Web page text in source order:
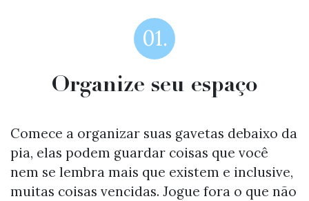
01.
Organize seu espaço
Comece a organizar suas gavetas debaixo da
pia, elas podem guardar coisas que você
nem se lembra mais que existem e inclusive,
muitas coisas vencidas. Jogue fora o que não